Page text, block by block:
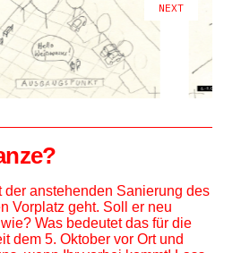
NEXT
anstehenden Sanierung des
Vorplatz geht. Soll er neu
Was bedeutet das für die
dem 5. Oktober vor Ort und